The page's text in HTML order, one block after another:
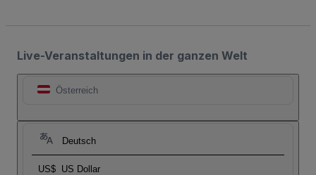
Live-Veranstaltungen in der ganzen Welt
Österreich
Deutsch
US$ US Dollar